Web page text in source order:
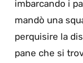
imbarcando i
mandò una
perquisire la
pane che si